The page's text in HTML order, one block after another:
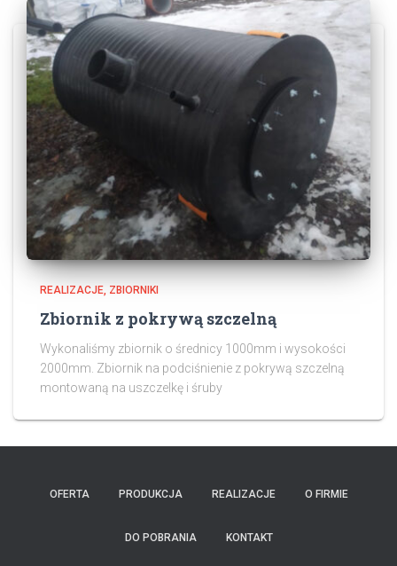
REALIZACJE ZBIORNIKI
Zbiornik z pokrywą szczelną
Wykonaliśmy zbiornik o średnicy 1000mm i wysokości
2000mm. Zbiornik na podciśnienie z pokrywą szczelną
montowaną na uszczelkę i śruby
OFERTA PRODUKCJA REALIZACJE O FIRMIE
DO POBRANIA KONTAKT